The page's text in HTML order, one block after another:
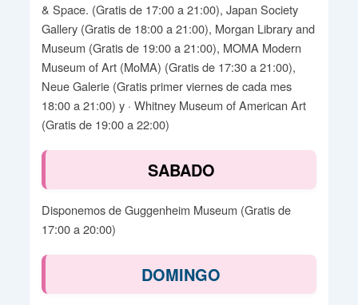
& Space. (Gratis de 17:00 a 21:00), Japan Society
Gallery (Gratis de 18:00 a 21:00), Morgan Library and
Museum (Gratis de 19:00 a 21:00), MOMA Modern
Museum of Art (MoMA) (Gratis de 17:30 a 21:00),
Neue Galerie (Gratis primer viernes de cada mes
18:00 a 21:00) y · Whitney Museum of American Art
(Gratis de 19:00 a 22:00)
SABADO
Disponemos de Guggenheim Museum (Gratis de
17:00 a 20:00)
DOMINGO